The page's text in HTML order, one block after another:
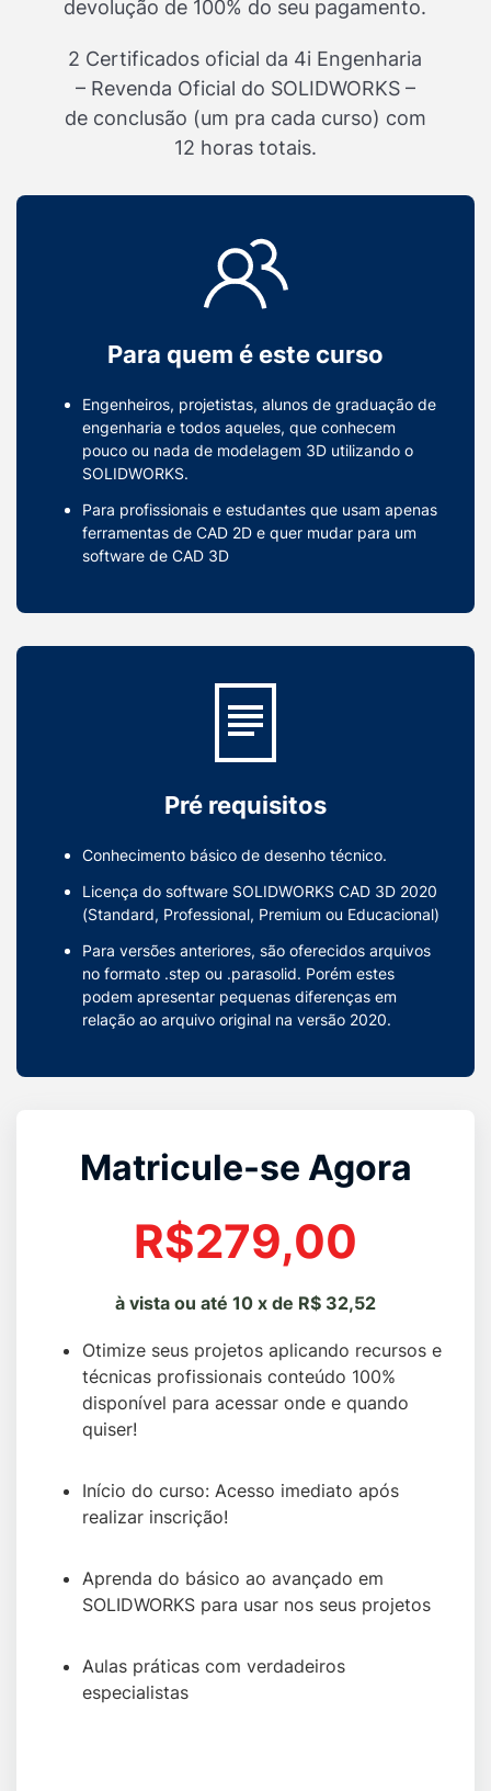
devolução de 100% do seu pagamento.
2 Certificados oficial da 4i Engenharia
– Revenda Oficial do SOLIDWORKS –
de conclusão (um pra cada curso) com
12 horas totais.
Para quem é este curso
Engenheiros, projetistas, alunos de graduação de
engenharia e todos aqueles, que conhecem
pouco ou nada de modelagem 3D utilizando o
SOLIDWORKS.​​
Para profissionais e estudantes que usam apenas
ferramentas de CAD 2D e quer mudar para um
software de CAD 3D
Pré requisitos
Conhecimento básico de desenho técnico.
Licença do software SOLIDWORKS CAD 3D 2020
(Standard, Professional, Premium ou Educacional)
​Para versões anteriores, são oferecidos arquivos
no formato .step ou .parasolid. Porém estes
podem apresentar pequenas diferenças em
relação ao arquivo original na versão 2020.​
Matricule-se Agora
R$279,00
à vista ou até 10 x de R$ 32,52
Otimize seus projetos aplicando recursos e
técnicas profissionais conteúdo 100%
disponível para acessar onde e quando
quiser!
Início do curso: Acesso imediato após
realizar inscrição!
Aprenda do básico ao avançado em
SOLIDWORKS para usar nos seus projetos
Aulas práticas com verdadeiros
especialistas